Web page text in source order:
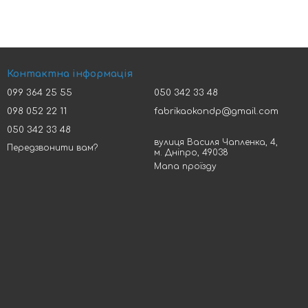
Контактна інформація
099 364 25 55
098 052 22 11
050 342 33 48
Передзвонити вам?
050 342 33 48
fabrikaokondp@gmail.com
вулиця Василя Чапленка, 4,
м. Дніпро, 49038
Мапа проїзду